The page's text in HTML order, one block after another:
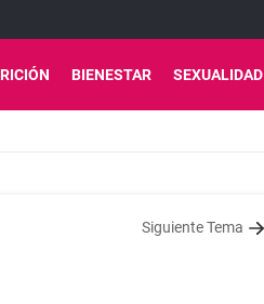
BIENESTAR SEXUALIDAD
Siguiente Tema